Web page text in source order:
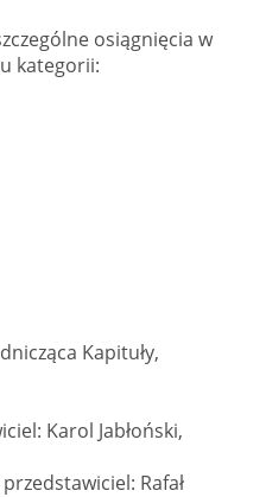
osiągnięcia w
kategorii:
Kapituły,
Karol Jabłoński,
Rafał